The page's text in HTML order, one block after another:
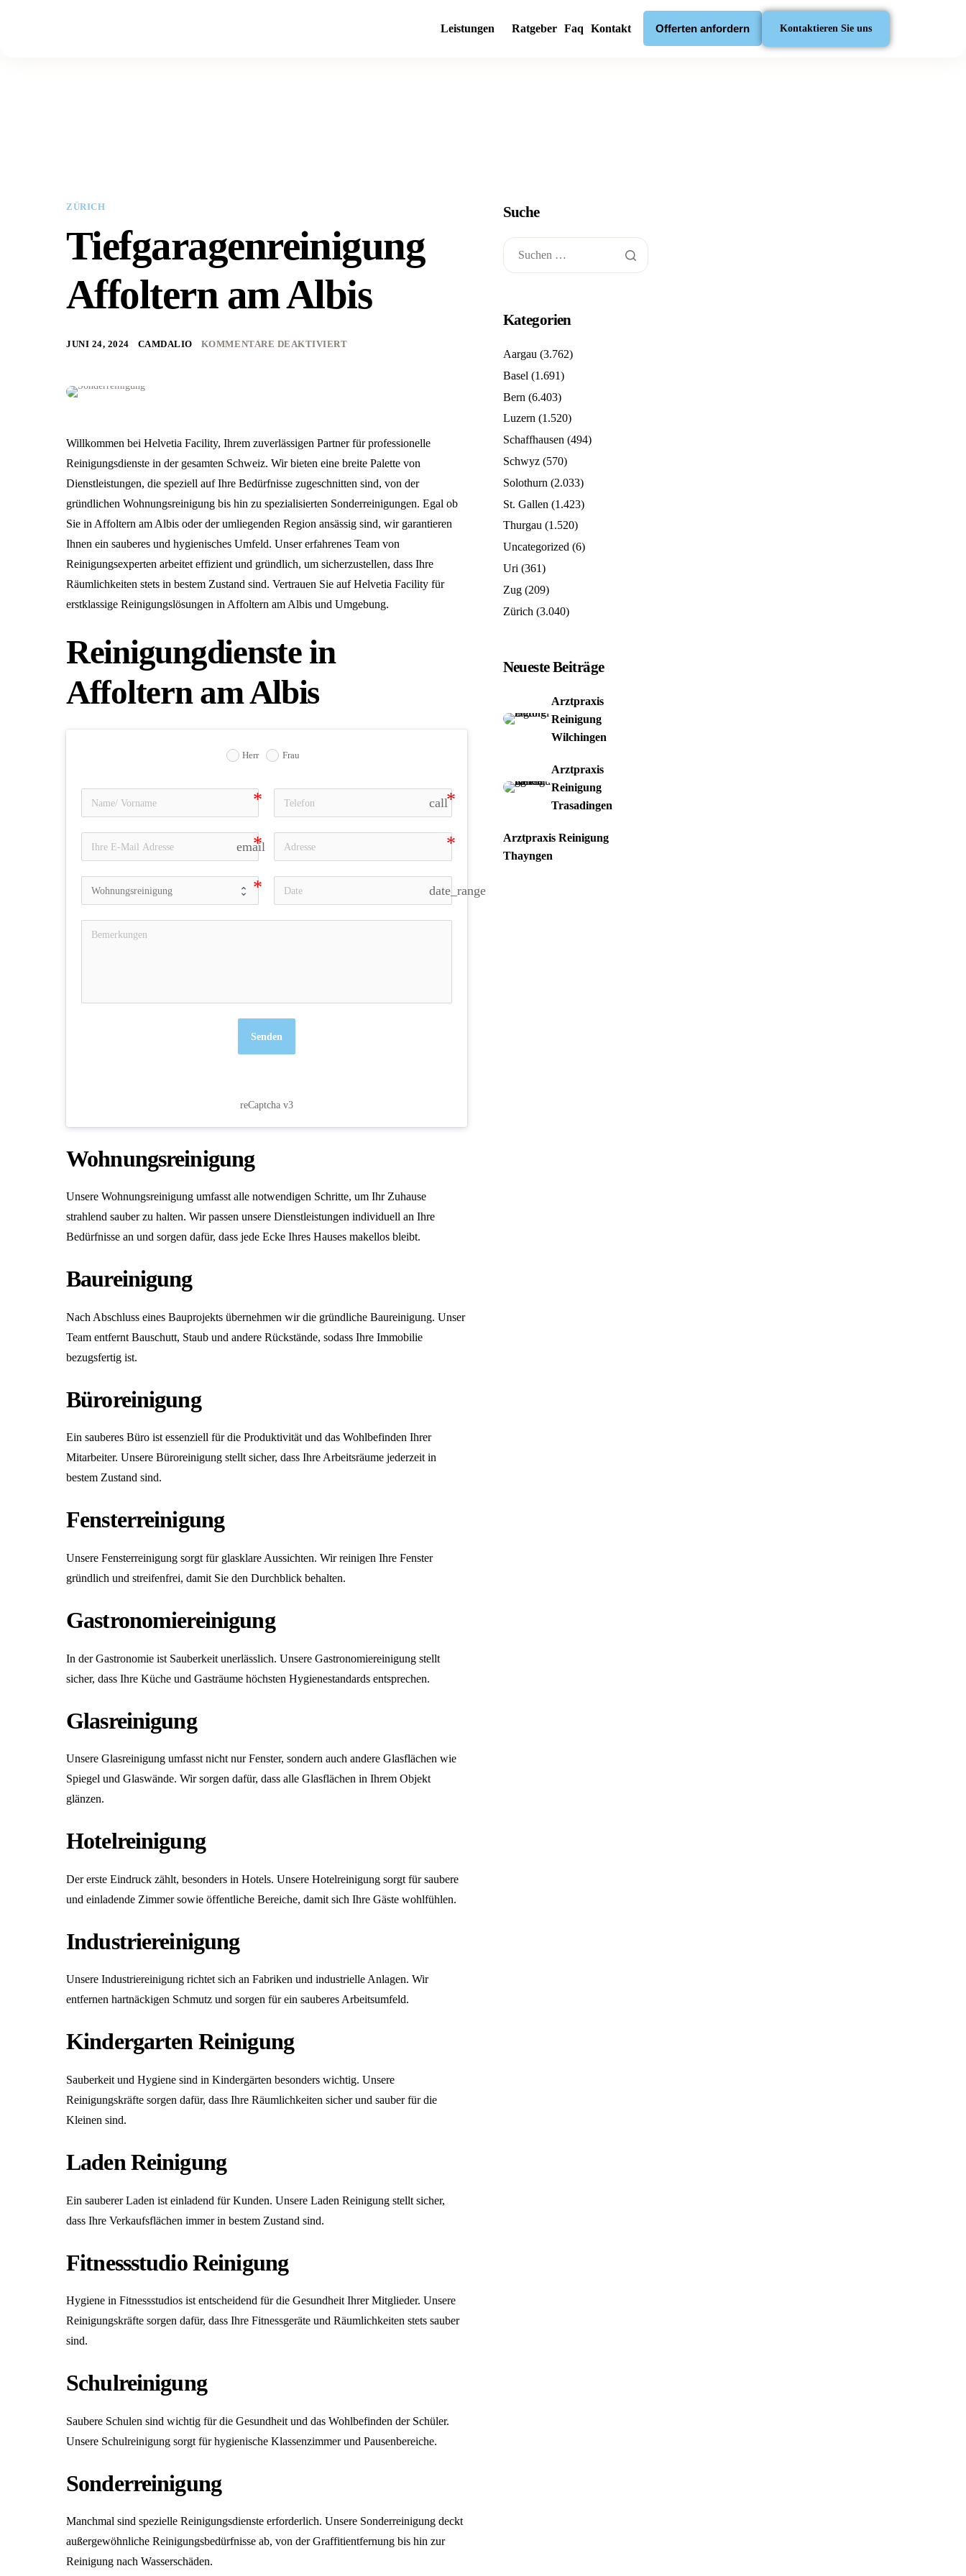
Leistungen Ratgeber Faq Kontakt Offerten anfordern Kontaktieren Sie uns
ZÜRICH
Tiefgaragenreinigung
Affoltern am Albis
JUNI 24, 2024 CAMDALIO KOMMENTARE DEAKTIVIERT
Willkommen bei Helvetia Facility, Ihrem zuverlässigen Partner für professionelle
Reinigungsdienste in der gesamten Schweiz. Wir bieten eine breite Palette von
Dienstleistungen, die speziell auf Ihre Bedürfnisse zugeschnitten sind, von der
gründlichen Wohnungsreinigung bis hin zu spezialisierten Sonderreinigungen. Egal ob
Sie in Affoltern am Albis oder der umliegenden Region ansässig sind, wir garantieren
Ihnen ein sauberes und hygienisches Umfeld. Unser erfahrenes Team von
Reinigungsexperten arbeitet effizient und gründlich, um sicherzustellen, dass Ihre
Räumlichkeiten stets in bestem Zustand sind. Vertrauen Sie auf Helvetia Facility für
erstklassige Reinigungslösungen in Affoltern am Albis und Umgebung.
Reinigungdienste in
Affoltern am Albis
Herr Frau
call
email
date_range
Senden
reCaptcha v3
Wohnungsreinigung
Unsere Wohnungsreinigung umfasst alle notwendigen Schritte, um Ihr Zuhause
strahlend sauber zu halten. Wir passen unsere Dienstleistungen individuell an Ihre
Bedürfnisse an und sorgen dafür, dass jede Ecke Ihres Hauses makellos bleibt.
Baureinigung
Nach Abschluss eines Bauprojekts übernehmen wir die gründliche Baureinigung. Unser
Team entfernt Bauschutt, Staub und andere Rückstände, sodass Ihre Immobilie
bezugsfertig ist.
Büroreinigung
Ein sauberes Büro ist essenziell für die Produktivität und das Wohlbefinden Ihrer
Mitarbeiter. Unsere Büroreinigung stellt sicher, dass Ihre Arbeitsräume jederzeit in
bestem Zustand sind.
Fensterreinigung
Unsere Fensterreinigung sorgt für glasklare Aussichten. Wir reinigen Ihre Fenster
gründlich und streifenfrei, damit Sie den Durchblick behalten.
Gastronomiereinigung
In der Gastronomie ist Sauberkeit unerlässlich. Unsere Gastronomiereinigung stellt
sicher, dass Ihre Küche und Gasträume höchsten Hygienestandards entsprechen.
Glasreinigung
Unsere Glasreinigung umfasst nicht nur Fenster, sondern auch andere Glasflächen wie
Spiegel und Glaswände. Wir sorgen dafür, dass alle Glasflächen in Ihrem Objekt
glänzen.
Hotelreinigung
Der erste Eindruck zählt, besonders in Hotels. Unsere Hotelreinigung sorgt für saubere
und einladende Zimmer sowie öffentliche Bereiche, damit sich Ihre Gäste wohlfühlen.
Industriereinigung
Unsere Industriereinigung richtet sich an Fabriken und industrielle Anlagen. Wir
entfernen hartnäckigen Schmutz und sorgen für ein sauberes Arbeitsumfeld.
Kindergarten Reinigung
Sauberkeit und Hygiene sind in Kindergärten besonders wichtig. Unsere
Reinigungskräfte sorgen dafür, dass Ihre Räumlichkeiten sicher und sauber für die
Kleinen sind.
Laden Reinigung
Ein sauberer Laden ist einladend für Kunden. Unsere Laden Reinigung stellt sicher,
dass Ihre Verkaufsflächen immer in bestem Zustand sind.
Fitnessstudio Reinigung
Hygiene in Fitnessstudios ist entscheidend für die Gesundheit Ihrer Mitglieder. Unsere
Reinigungskräfte sorgen dafür, dass Ihre Fitnessgeräte und Räumlichkeiten stets sauber
sind.
Schulreinigung
Saubere Schulen sind wichtig für die Gesundheit und das Wohlbefinden der Schüler.
Unsere Schulreinigung sorgt für hygienische Klassenzimmer und Pausenbereiche.
Sonderreinigung
Manchmal sind spezielle Reinigungsdienste erforderlich. Unsere Sonderreinigung deckt
außergewöhnliche Reinigungsbedürfnisse ab, von der Graffitientfernung bis hin zur
Reinigung nach Wasserschäden.
Suche
Kategorien
Aargau (3.762)
Basel (1.691)
Bern (6.403)
Luzern (1.520)
Schaffhausen (494)
Schwyz(570)
Solothurn (2.033)
St. Gallen (1.423)
Thurgau (1.520)
Uncategorized (6)
Uri (361)
Zug(209)
Zürich (3.040)
Neueste Beiträge
Arztpraxis
Reinigung
Wilchingen
Arztpraxis
Reinigung
Trasadingen
Arztpraxis Reinigung
Thayngen